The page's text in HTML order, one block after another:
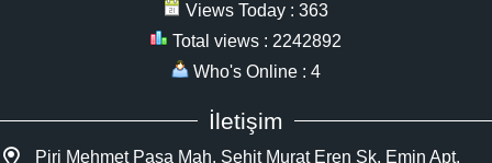
Views Today : 363
Total views : 2242892
Who's Online : 4
İletişim
Piri Mehmet Paşa Mah. Şehit Murat Eren Sk. Emin Apt.